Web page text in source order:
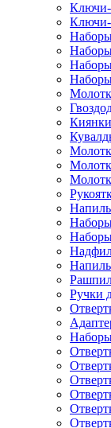
Ключи-
Ключи-
Ручки